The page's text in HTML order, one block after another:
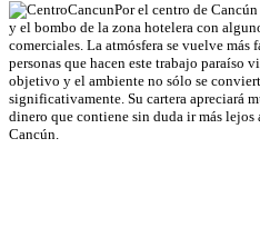
Por el centro de
y el bombo de la zona hotelera con
comerciales. La atmósfera se vuelve más
personas que hacen este trabajo paraíso
objetivo y el ambiente no sólo se
significativamente. Su cartera apreciará
dinero que contiene sin duda ir más lejos
Cancún.